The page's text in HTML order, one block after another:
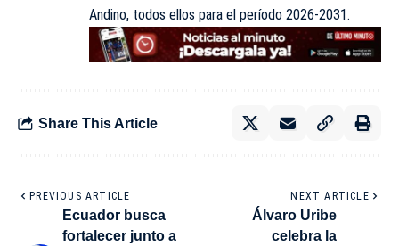
Andino, todos ellos para el período 2026-2031.
Share This Article
PREVIOUS ARTICLE
Ecuador busca
fortalecer junto a
NEXT ARTICLE
Álvaro Uribe
celebra la